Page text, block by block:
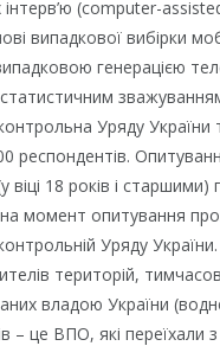
(computer-
випадкової вибірки
генерацією
Уряду України
респондентів.
віці 18 років і
на момент опитування
Уряду
територій,
владою України
– це ВПО, які переїхали